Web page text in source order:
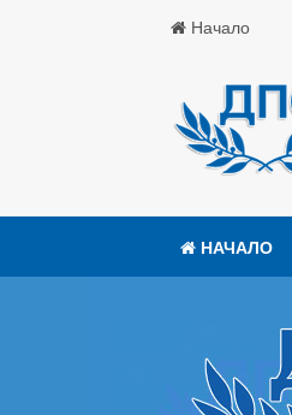
Начало
НАЧАЛО